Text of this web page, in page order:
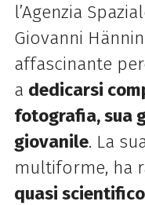
l’Agenzia
Giovanni
affascinante
a dedicarsi
fotografia, sua
giovanile. La
multiforme, ha
quasi